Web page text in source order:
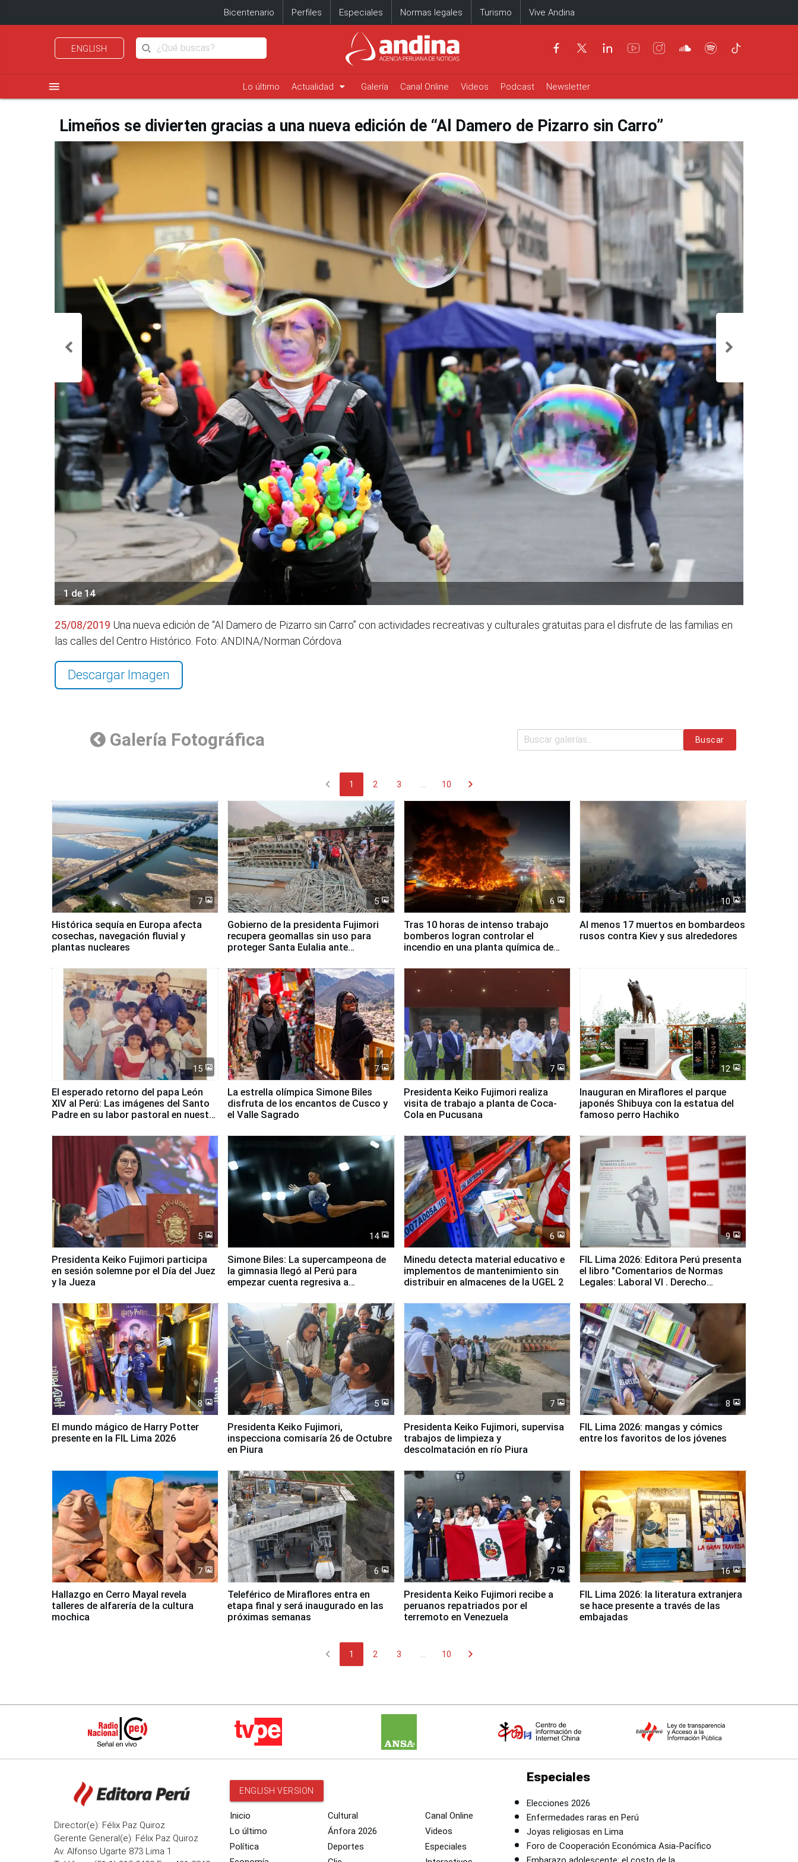
Bicentenario Perfiles Especiales Normas legales Turismo Vive Andina
ENGLISH
menu Lo último Actualidad arrow_drop_down Galería Canal Online Videos Podcast Newsletter
Limeños se divierten gracias a una nueva edición de “Al Damero de Pizarro sin Carro”
1 de 14
25/08/2019 Una nueva edición de “Al Damero de Pizarro sin Carro” con actividades recreativas y culturales gratuitas para el disfrute de las familias en
las calles del Centro Histórico. Foto: ANDINA/Norman Córdova
Descargar Imagen
Galería Fotográfica Buscar
chevron_left 1 2 3 10 chevron_right
7
Histórica sequía en Europa afecta
cosechas, navegación fluvial y
plantas nucleares
5
Gobierno de la presidenta Fujimori
recupera geomallas sin uso para
proteger Santa Eulalia ante
6
Tras 10 horas de intenso trabajo
bomberos logran controlar el
incendio en una planta química de
10
Al menos 17 muertos en bombardeos
rusos contra Kiev y sus alrededores
15
El esperado retorno del papa León
XIV al Perú: Las imágenes del Santo
Padre en su labor pastoral en nuestro
7
La estrella olímpica Simone Biles
disfruta de los encantos de Cusco y
el Valle Sagrado
7
Presidenta Keiko Fujimori realiza
visita de trabajo a planta de Coca-
Cola en Pucusana
12
Inauguran en Miraflores el parque
japonés Shibuya con la estatua del
famoso perro Hachiko
5
Presidenta Keiko Fujimori participa
en sesión solemne por el Día del Juez
y la Jueza
14
Simone Biles: La supercampeona de
la gimnasia llegó al Perú para
empezar cuenta regresiva a
6
Minedu detecta material educativo e
implementos de mantenimiento sin
distribuir en almacenes de la UGEL 2
9
FIL Lima 2026: Editora Perú presenta
el libro "Comentarios de Normas
Legales: Laboral Vl . Derecho
8
El mundo mágico de Harry Potter
presente en la FIL Lima 2026
5
Presidenta Keiko Fujimori,
inspecciona comisaría 26 de Octubre
en Piura
7
Presidenta Keiko Fujimori, supervisa
trabajos de limpieza y
descolmatación en río Piura
8
FIL Lima 2026: mangas y cómics
entre los favoritos de los jóvenes
7
Hallazgo en Cerro Mayal revela
talleres de alfarería de la cultura
mochica
6
Teleférico de Miraflores entra en
etapa final y será inaugurado en las
próximas semanas
7
Presidenta Keiko Fujimori recibe a
peruanos repatriados por el
terremoto en Venezuela
16
FIL Lima 2026: la literatura extranjera
se hace presente a través de las
embajadas
chevron_left 1 2 3 10 chevron_right
Director(e): Félix Paz Quiroz
Gerente General(e): Félix Paz Quiroz
Av. Alfonso Ugarte 873 Lima 1
ENGLISH VERSION
Inicio
Lo último
Política
Cultural
Ánfora 2026
Deportes
Canal Online
Videos
Especiales
Especiales
Elecciones 2026
Enfermedades raras en Perú
Joyas religiosas en Lima
Foro de Cooperación Económica Asia-Pacífico